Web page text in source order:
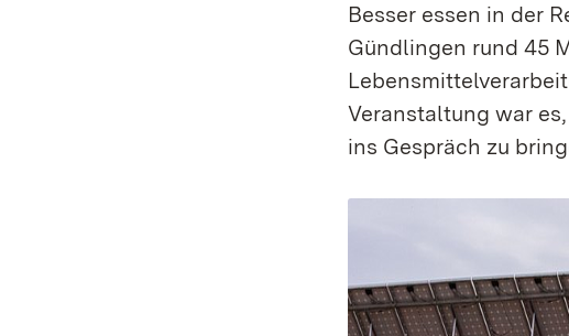
Besser essen in der
Gündlingen rund 45
Veranstaltung war
ins Gespräch zu